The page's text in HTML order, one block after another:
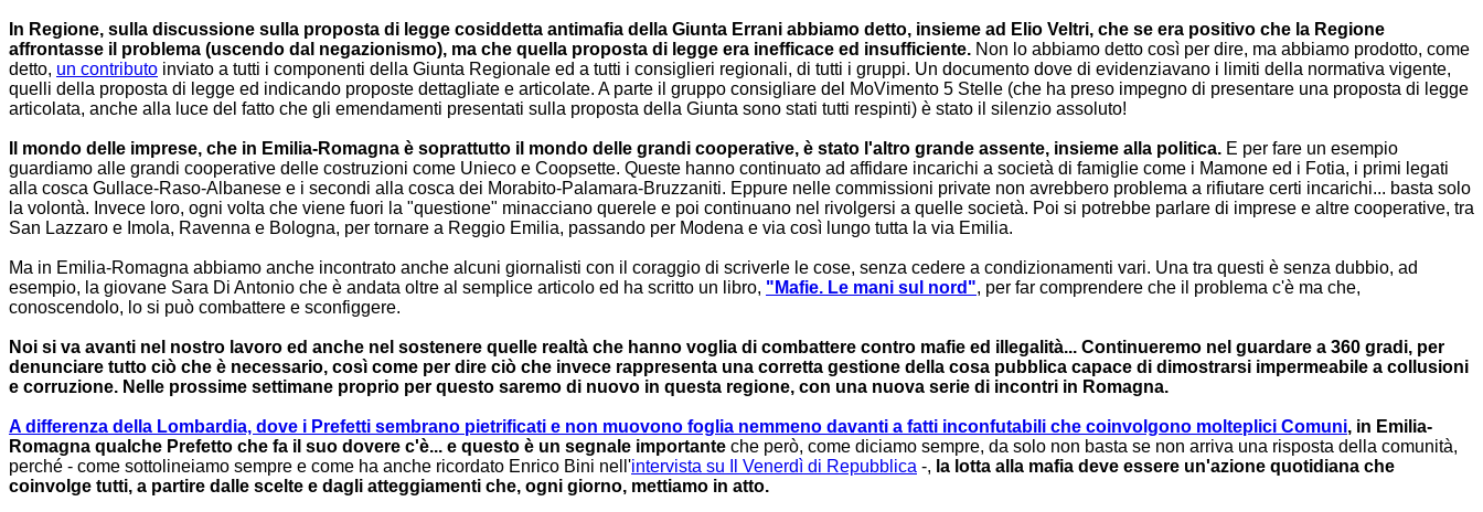
In Regione, sulla discussione sulla proposta di legge cosiddetta antimafia della Giunta Errani abbiamo detto, insieme ad Elio Veltri, che se era positivo che la Regione
affrontasse il problema (uscendo dal negazionismo), ma che quella proposta di legge era inefficace ed insufficiente. Non lo abbiamo detto così per dire, ma abbiamo prodotto, come
detto, un contributo inviato a tutti i componenti della Giunta Regionale ed a tutti i consiglieri regionali, di tutti i gruppi. Un documento dove di evidenziavano i limiti della normativa vigente,
quelli della proposta di legge ed indicando proposte dettagliate e articolate. A parte il gruppo consigliare del MoVimento 5 Stelle (che ha preso impegno di presentare una proposta di legge
articolata, anche alla luce del fatto che gli emendamenti presentati sulla proposta della Giunta sono stati tutti respinti) è stato il silenzio assoluto!
Il mondo delle imprese, che in Emilia-Romagna è soprattutto il mondo delle grandi cooperative, è stato l'altro grande assente, insieme alla politica. E per fare un esempio
guardiamo alle grandi cooperative delle costruzioni come Unieco e Coopsette. Queste hanno continuato ad affidare incarichi a società di famiglie come i Mamone ed i Fotia, i primi legati
alla cosca Gullace-Raso-Albanese e i secondi alla cosca dei Morabito-Palamara-Bruzzaniti. Eppure nelle commissioni private non avrebbero problema a rifiutare certi incarichi... basta solo
la volontà. Invece loro, ogni volta che viene fuori la "questione" minacciano querele e poi continuano nel rivolgersi a quelle società. Poi si potrebbe parlare di imprese e altre cooperative, tra
San Lazzaro e Imola, Ravenna e Bologna, per tornare a Reggio Emilia, passando per Modena e via così lungo tutta la via Emilia.
Ma in Emilia-Romagna abbiamo anche incontrato anche alcuni giornalisti con il coraggio di scriverle le cose, senza cedere a condizionamenti vari. Una tra questi è senza dubbio, ad
esempio, la giovane Sara Di Antonio che è andata oltre al semplice articolo ed ha scritto un libro, "Mafie. Le mani sul nord", per far comprendere che il problema c'è ma che,
conoscendolo, lo si può combattere e sconfiggere.
Noi si va avanti nel nostro lavoro ed anche nel sostenere quelle realtà che hanno voglia di combattere contro mafie ed illegalità... Continueremo nel guardare a 360 gradi, per
denunciare tutto ciò che è necessario, così come per dire ciò che invece rappresenta una corretta gestione della cosa pubblica capace di dimostrarsi impermeabile a collusioni
e corruzione. Nelle prossime settimane proprio per questo saremo di nuovo in questa regione, con una nuova serie di incontri in Romagna.
A differenza della Lombardia, dove i Prefetti sembrano pietrificati e non muovono foglia nemmeno davanti a fatti inconfutabili che coinvolgono molteplici Comuni, in Emilia-
Romagna qualche Prefetto che fa il suo dovere c'è... e questo è un segnale importante che però, come diciamo sempre, da solo non basta se non arriva una risposta della comunità,
perché - come sottolineiamo sempre e come ha anche ricordato Enrico Bini nell'intervista su Il Venerdì di Repubblica -, la lotta alla mafia deve essere un'azione quotidiana che
coinvolge tutti, a partire dalle scelte e dagli atteggiamenti che, ogni giorno, mettiamo in atto.